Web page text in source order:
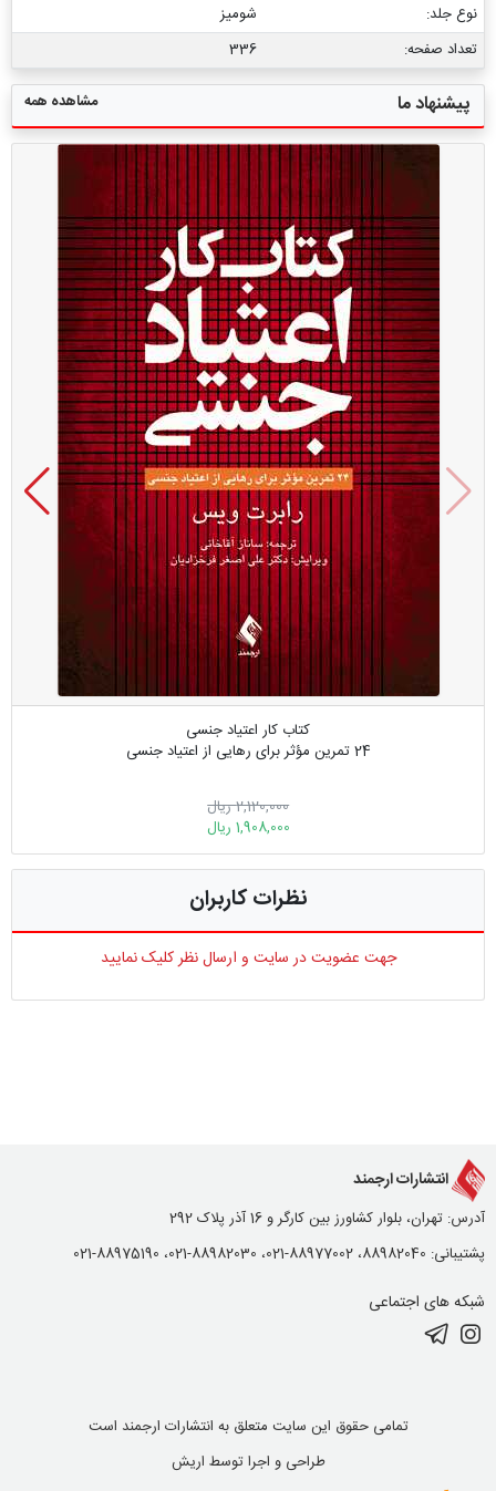
نوع جلد:
شومیز
تعداد صفحه:
336
پیشنهاد ما مشاهده همه
کتاب کار اعتیاد جنسی
24 تمرین مؤثر برای رهایی از اعتیاد جنسی
2,120,000 ریال
1,908,000 ریال
نظرات کاربران
جهت عضویت در سایت و ارسال نظر کلیک نمایید
انتشارات ارجمند
آدرس: تهران، بلوار کشاورز بین کارگر و 16 آذر پلاک 292
پشتیبانی: 88982040، 88977002-021، 88982030-021، 88975190-021
شبکه های اجتماعی
تمامی حقوق این سایت متعلق به انتشارات ارجمند است
طراحی و اجرا توسط اریش